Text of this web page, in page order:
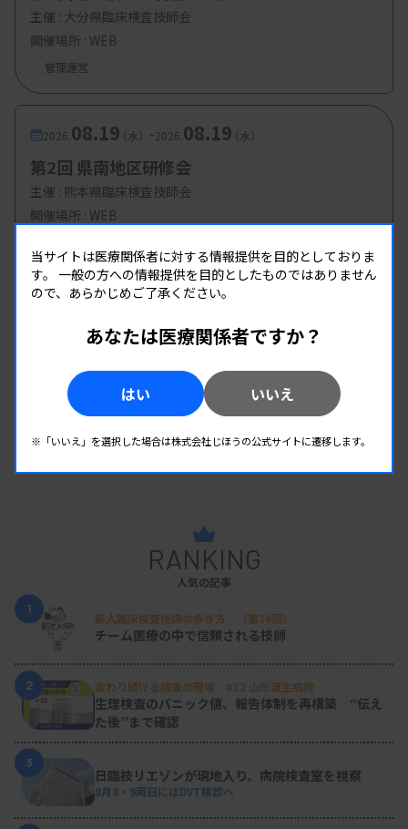
主催 : 大分県臨床検査技師会
開催場所 : WEB
管理運営
2026. 08.19（水） -2026. 08.19（水）
第2回 県南地区研修会
主催 : 熊本県臨床検査技師会
開催場所 : WEB
RANKING
人気の記事
1
新人臨床検査技師の歩き方 ［第16回］
チーム医療の中で信頼される技師
2 変わり続ける検査の現場 #32 山形済生病院
生理検査のパニック値、報告体制を再構築 “伝え
た後”まで確認
3
日臨技リエゾンが現地入り、病院検査室を視察
8月8・9両日にはDVT検診へ
当サイトは医療関係者に対する情報提供を目的としておりま
す。 一般の方への情報提供を目的としたものではありません
ので、あらかじめご了承ください。
あなたは医療関係者ですか？
はい いいえ
※「いいえ」を選択した場合は株式会社じほうの公式サイトに遷移します。